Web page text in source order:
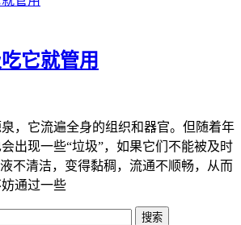
它就管用
，它流遍全身的组织和器官。但随着年
出现一些“垃圾”，如果它们不能被及时
不清洁，变得黏稠，流通不顺畅，从而
通过一些
搜索